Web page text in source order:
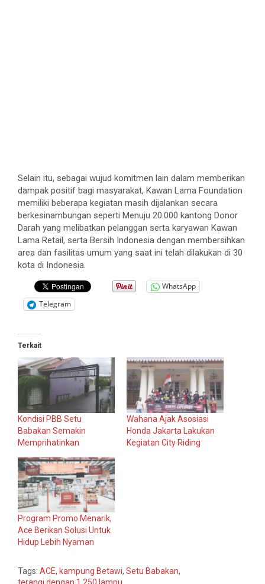
Selain itu, sebagai wujud komitmen lain dalam memberikan
dampak positif bagi masyarakat, Kawan Lama Foundation
memiliki beberapa kegiatan masih dijalankan secara
berkesinambungan seperti Menuju 20.000 kantong Donor
Darah yang melibatkan pelanggan serta karyawan Kawan
Lama Retail, serta Bersih Indonesia dengan membersihkan
area dan fasilitas umum yang saat ini telah dilakukan di 30
kota di Indonesia.
WhatsApp
Telegram
Terkait
Kondisi PBB Setu
Babakan Semakin
Memprihatinkan
Wahana Ajak Asosiasi
Honda Jakarta Lakukan
Kegiatan City Riding
Program Promo Menarik,
Ace Berikan Solusi Untuk
Hidup Lebih Nyaman
Tags: ACE, kampung Betawi, Setu Babakan,